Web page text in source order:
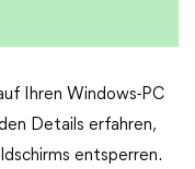
Ihren Windows-PC
Details erfahren,
entsperren.